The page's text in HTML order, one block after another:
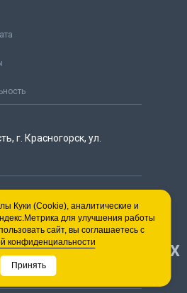
г. Красногорск, ул.
064-55-25
с 9:00 до 18:00
563-03-35
с 9:00 до 18:00 НАВЕРХ
Куки (Cookie), аналитические и
для улучшения работы
сайт, вы соглашаетесь с
конфиденциальности
Принять